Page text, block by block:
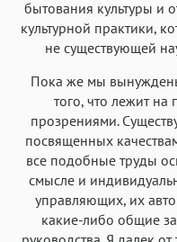
бытования культуры и
культурной практики,
не существующей
Пока же мы
того, что лежит
прозрениями.
посвященных
все подобные труды
смысле и
управляющих, их
какие-либо общие